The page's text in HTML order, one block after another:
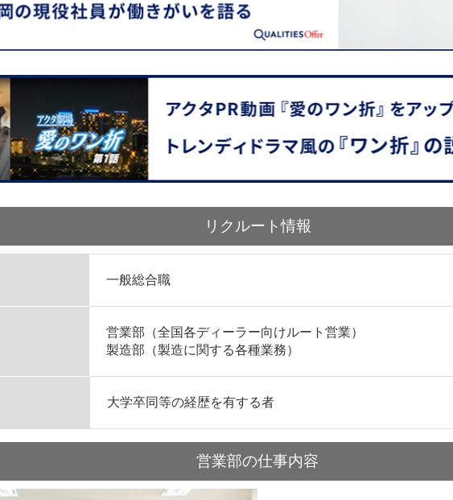
リクルート情報
一般総合職
営業部（全国各ディーラー向けルート営業）
製造部（製造に関する各種業務）
大学卒同等の経歴を有する者
営業部の仕事内容